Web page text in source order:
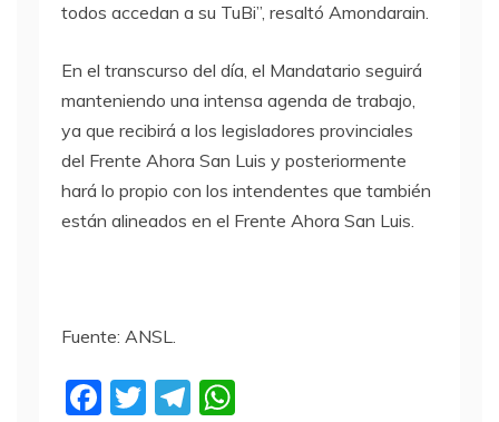
todos accedan a su TuBi”, resaltó Amondarain.
En el transcurso del día, el Mandatario seguirá
manteniendo una intensa agenda de trabajo,
ya que recibirá a los legisladores provinciales
del Frente Ahora San Luis y posteriormente
hará lo propio con los intendentes que también
están alineados en el Frente Ahora San Luis.
Fuente: ANSL.
F
T
T